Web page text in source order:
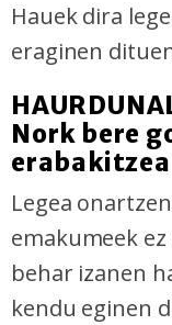
Hauek dira
eraginen
Nork bere
erabakitzea
Legea
emakumeek
behar izanen
kendu eginen